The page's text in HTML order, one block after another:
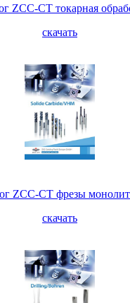
ZCC-CT токарная
скачать
ZCC-CT фрезы
скачать